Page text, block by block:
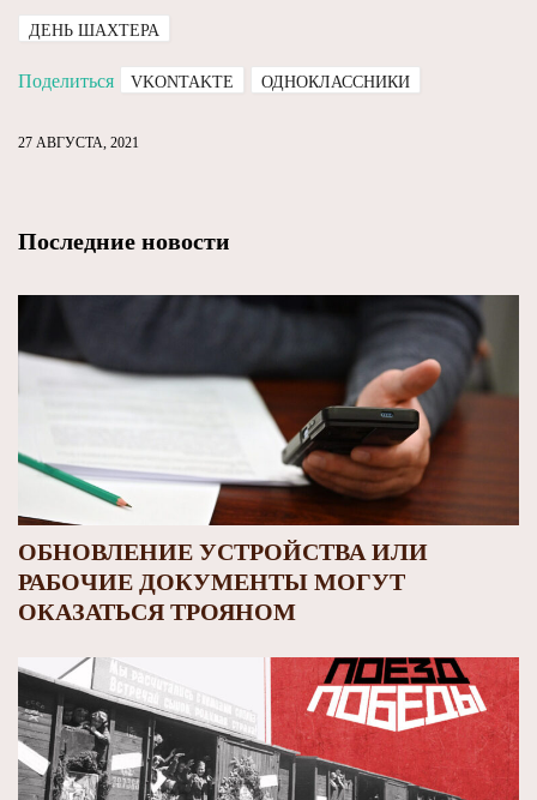
ДЕНЬ ШАХТЕРА
Поделиться VKONTAKTE ОДНОКЛАССНИКИ
27 АВГУСТА, 2021
Последние новости
ОБНОВЛЕНИЕ УСТРОЙСТВА ИЛИ
РАБОЧИЕ ДОКУМЕНТЫ МОГУТ
ОКАЗАТЬСЯ ТРОЯНОМ